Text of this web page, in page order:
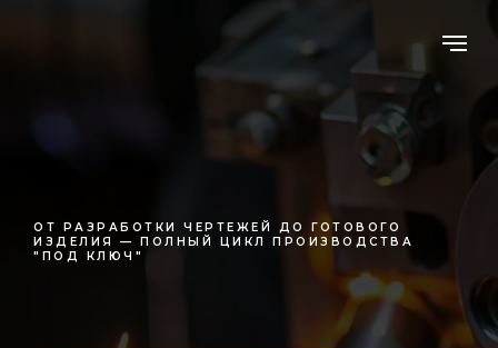
ОТ РАЗРАБОТКИ ЧЕРТЕЖЕЙ ДО ГОТОВОГО
ИЗДЕЛИЯ — ПОЛНЫЙ ЦИКЛ ПРОИЗВОДСТВА
"ПОД КЛЮЧ"